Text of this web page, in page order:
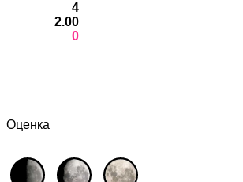
4
2.00
0
Оценка